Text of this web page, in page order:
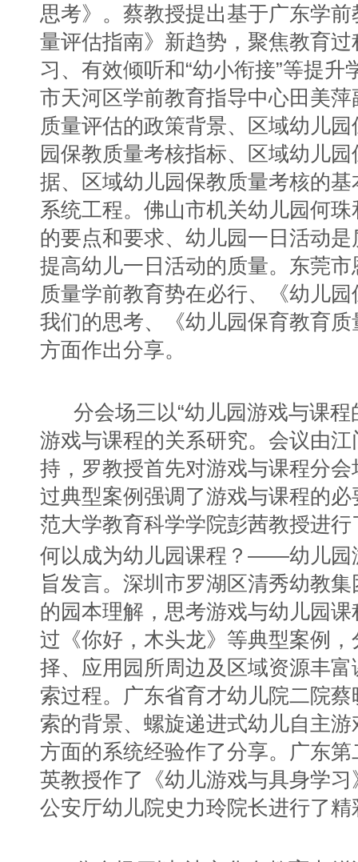
思考》。蔡教授提出基于广东学
量评估指南》新趋势，聚焦教育
习、有效倾听和“幼小衔接”等提
市天河区学前教育指导中心田美
质量评估的政策背景、区域幼儿
园保教质量考核指标、区域幼儿
据、区域幼儿园保教质量考核的
系统工程。佛山市机关幼儿园何
的要点和要求、幼儿园一日活动
提高幼儿一日活动的质量。东莞
质量学前教育势在必行、《幼儿
我们的思考、《幼儿园保育教育
方面作出分享。
分会场三以“幼儿园游戏与课
游戏与课程的关系研究。会议由
持，罗教授首先对游戏与课程分
过典型案例强调了游戏与课程的
范大学教育科学学院彭茜教授进行
何以成为幼儿园课程？——幼儿园
旨发言。深圳市罗湖区清秀幼教
的园本理解，思考游戏与幼儿园
过《你好，木头龙》等典型案例
择、应用园所周边及区域资源丰
索过程。广东省育才幼儿院二院
索的背景、螺旋递进式幼儿自主
方面的系统经验作了分享。广东
英教授作了《幼儿游戏与具身学
公安厅幼儿院史力玲院长进行了